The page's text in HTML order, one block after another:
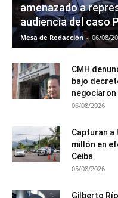
amenazado a
audiencia del caso
Mesa de Redacción - 06/08/
CMH
bajo
negociaron
06/08/2026
Capturan a
millón en
Ceiba
05/08/2026
Gilberto